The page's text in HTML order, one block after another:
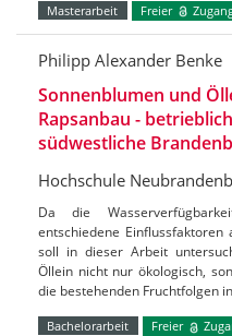
Masterarbeit Freier
Philipp Alexander Benke
Sonnenblumen und
Rapsanbau -
südwestliche
Hochschule
Da die
entschiedene
soll in dieser Arbeit
Öllein nicht nur ökologisch,
die bestehenden Fruchtfolgen
Bachelorarbeit Freier